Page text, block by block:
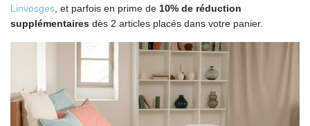
Linvosges, et parfois en prime de 10% de réduction
supplémentaires dès 2 articles placés dans votre panier.